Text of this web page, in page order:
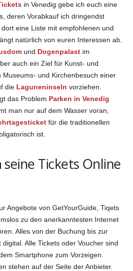
in Venedig gebe ich euch eine
deren Vorabkauf ich dringendst
eine Liste mit empfohlenen und
natürlich von euren Interessen ab.
und Dogenpalast im
auch ein Ziel für Kunst- und
Museums- und Kirchenbesuch einer
die Laguneninseln vorziehen.
das Problem Parken in Venedig
man nur auf dem Wasser voran,
für die traditionellen
ist.
Tickets Online
Angebote von GetYourGuide, Tiqets
zu den anerkanntesten Internet
Alles von der Buchung bis zur
Alle Tickets oder Voucher sind
Smartphone zum Vorzeigen.
stehen auf der Seite der Anbieter.